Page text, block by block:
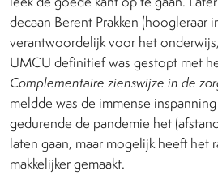
decaan Berent Prakken (hoogleraar
verantwoordelijk voor het
UMCU definitief was gestopt met
Complementaire zienswijze in de
meldde was de immense
gedurende de pandemie het
laten gaan, maar mogelijk heeft het
makkelijker gemaakt.